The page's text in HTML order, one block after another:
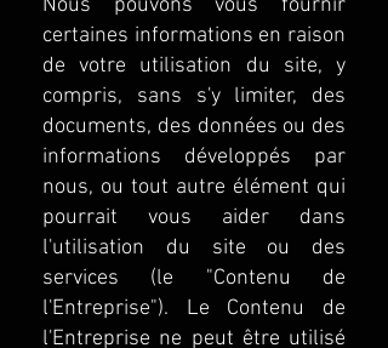
Nous pouvons vous fournir
certaines informations en raison
de votre utilisation du site, y
compris, sans s'y limiter, des
documents, des données ou des
informations développés par
nous, ou tout autre élément qui
pourrait vous aider dans
l'utilisation du site ou des
services (le "Contenu de
l'Entreprise"). Le Contenu de
l'Entreprise ne peut être utilisé